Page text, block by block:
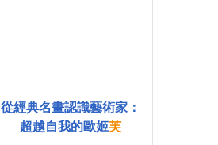
從經典名畫認識藝術家：
超越自我的歐姬芙